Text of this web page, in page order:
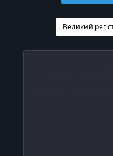
Великий